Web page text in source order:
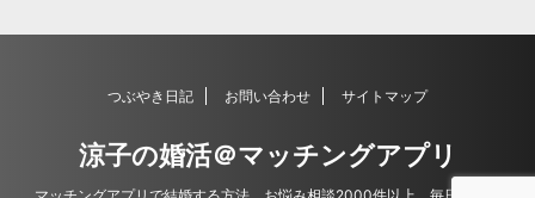
つぶやき日記 お問い合わせ サイトマップ
涼子の婚活＠マッチングアプリ